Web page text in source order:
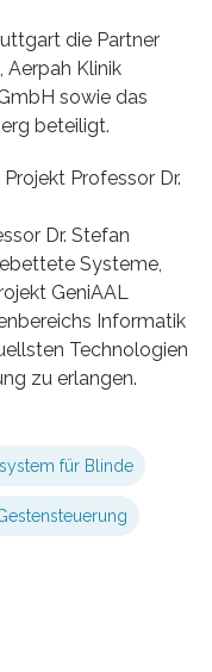
die Partner
Aerpah Klinik
sowie das
beteiligt.
Professor Dr.
Dr. Stefan
Systeme,
GeniAAL
Informatik
Technologien
zu erlangen.
für Blinde